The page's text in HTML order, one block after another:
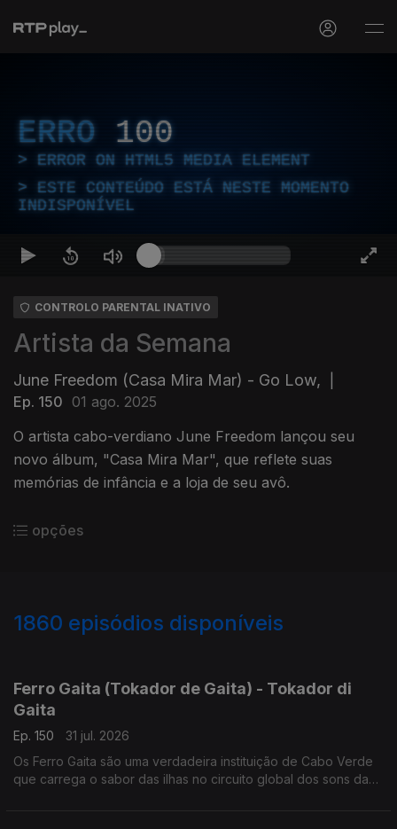
ERRO 100
ERROR ON HTML5 MEDIA ELEMENT
ESTE CONTEÚDO ESTÁ NESTE MOMENTO
INDISPONÍVEL
CONTROLO PARENTAL INATIVO
Artista da Semana
June Freedom (Casa Mira Mar) - Go Low,
Ep. 150 01 ago. 2025
O artista cabo-verdiano June Freedom lançou seu
novo álbum, "Casa Mira Mar", que reflete suas
memórias de infância e a loja de seu avô.
opções
1860 episódios disponíveis
Ferro Gaita (Tokador de Gaita) - Tokador di
Gaita
Ep. 150
31 jul. 2026
Os Ferro Gaita são uma verdadeira instituição de Cabo Verde
que carrega o sabor das ilhas no circuito global dos sons da